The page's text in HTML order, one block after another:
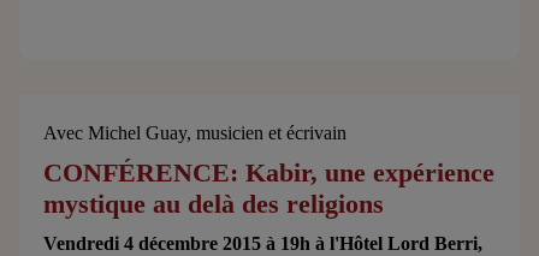
Avec Michel Guay, musicien et écrivain
CONFÉRENCE: Kabir, une expérience
mystique au delà des religions
Vendredi 4 décembre 2015 à 19h à l'Hôtel Lord Berri,